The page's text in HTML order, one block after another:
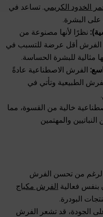
الخدود الكريمي. تساعد في
على البشرة.
نظرًا لأنها مصنوعة من
الفرش أقل عرضة للتسبب في
مثالية للبشرة الحساسة.
الفرش الاصطناعية عادةً
الطبيعية وتأتي في
خالية من القسوة، مما
والمهتمين
من تحسن الفرش
بنفس فعالية الفرش مكياج
البودرة.
على الجودة، قد تشعر الفرش